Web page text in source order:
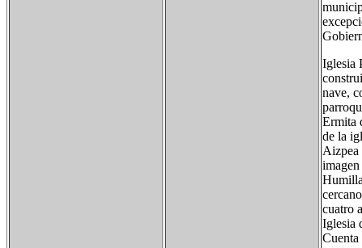
Iglesia
nave,
Ermita
de la
Aizpea
cuatro
Iglesia
Cuenta